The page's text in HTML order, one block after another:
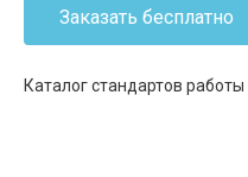
Заказать бесплатно
Каталог стандартов